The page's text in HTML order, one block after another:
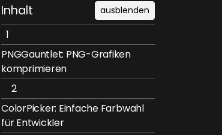
Abmelden
Inhalt ausblenden
1
PNGGauntlet: PNG-Grafiken
komprimieren
2
ColorPicker: Einfache Farbwahl
für Entwickler